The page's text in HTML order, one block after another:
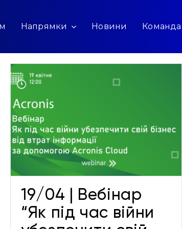
Напрямки Новини Команда
19/04 | Вебінар
“Як під час війни
кібербезпеку в організаціях
охорони здоров’я?
Новини